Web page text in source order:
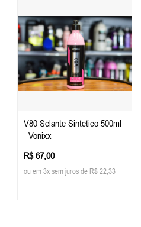
V80 Selante Sintetico 500ml
- Vonixx
R$ 67,00
ou em 3x sem juros de R$ 22,33